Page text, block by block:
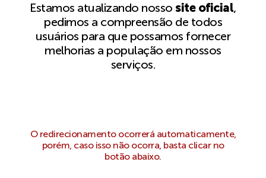
Estamos atualizando nossosite oficial,
pedimos a compreensão de todos
usuários para que possamos fornecer
melhorias a população em nossos
serviços.
O redirecionamento ocorrerá automaticamente,
porém, caso isso não ocorra, basta clicar no
botão abaixo.